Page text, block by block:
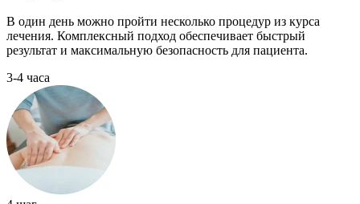
В один день можно пройти несколько процедур из курса
лечения. Комплексный подход обеспечивает быстрый
результат и максимальную безопасность для пациента.
3-4 часа